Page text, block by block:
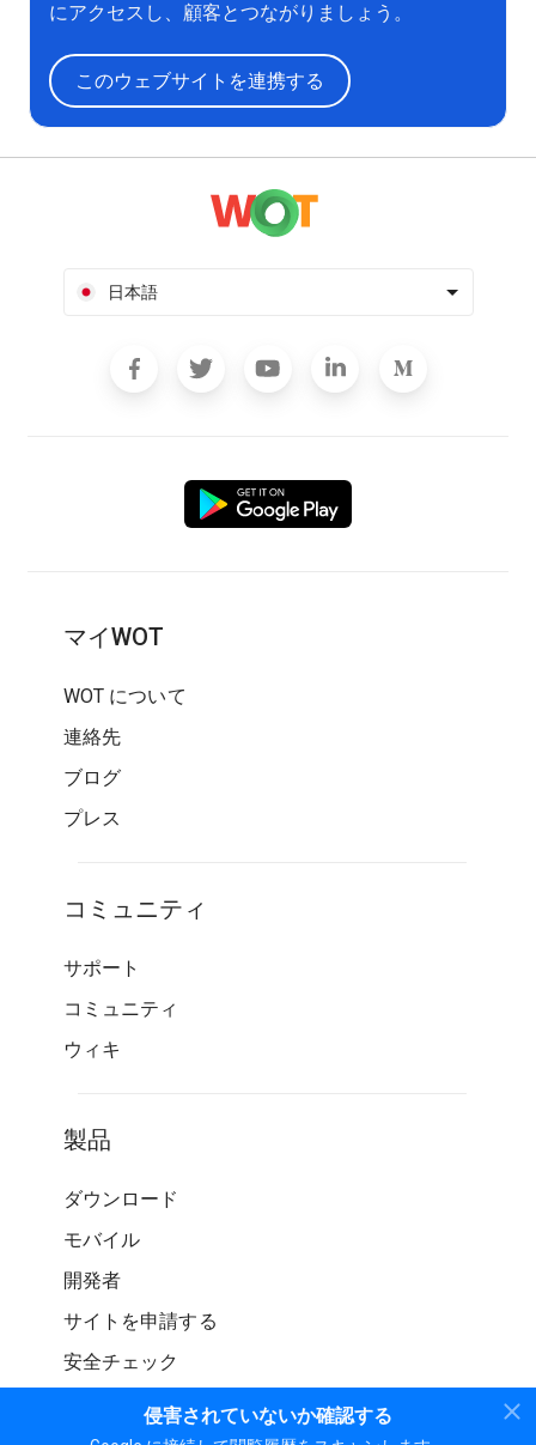
侵害されていないか確認する
にアクセスし、顧客とつながりましょう。
このウェブサイトを連携する
日本語
マイWOT
WOT について
連絡先
ブログ
プレス
コミュニティ
サポート
コミュニティ
ウィキ
製品
ダウンロード
モバイル
開発者
サイトを申請する
安全チェック